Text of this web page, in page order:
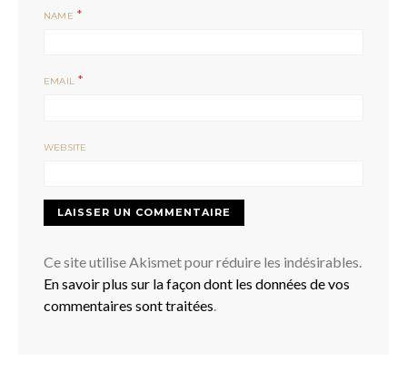
NAME *
EMAIL *
WEBSITE
Ce site utilise Akismet pour réduire les indésirables.
En savoir plus sur la façon dont les données de vos
commentaires sont traitées